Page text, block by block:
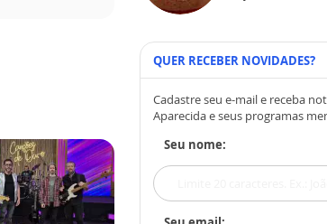
QUER RECEBER NOVIDADES?
Cadastre seu e-mail e receba
Aparecida e seus programas
Seu nome: